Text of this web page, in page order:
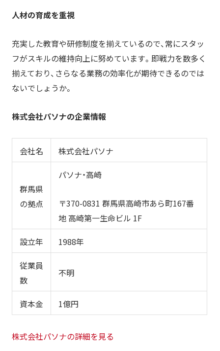
人材の育成を重視
充実した教育や研修制度を揃えているので、常にスタッ
フがスキルの維持向上に努めています。即戦力を数多く
揃えており、さらなる業務の効率化が期待できるのでは
ないでしょうか。
株式会社パソナの企業情報
会社名 株式会社パソナ
群馬県
の拠点
パソナ・高崎
〒370-0831 群馬県高崎市あら町167番
地 高崎第一生命ビル 1F
設立年
1988年
従業員
数
不明
資本金 1億円
株式会社パソナの詳細を見る